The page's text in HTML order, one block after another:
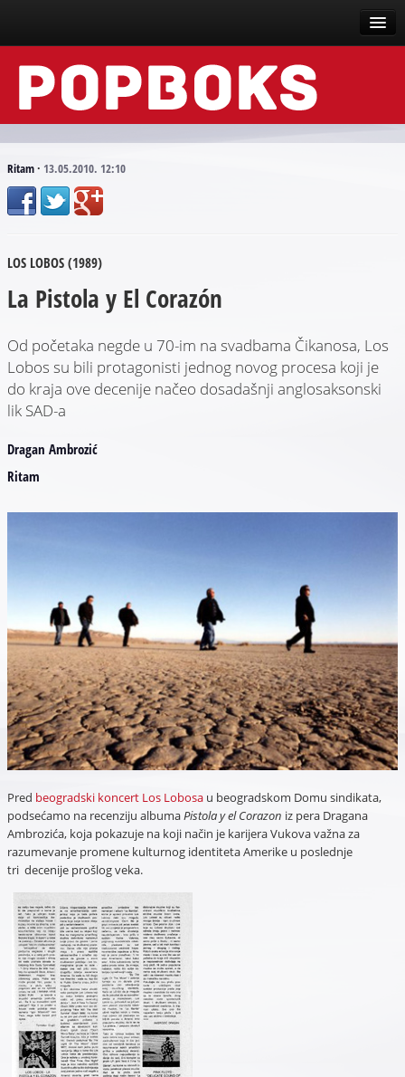
Vesti
Događaji
Tekstovi
Scena
Arhive
Ritam· 13.05.2010. 12:10
LOS LOBOS (1989)
La Pistola y El Corazón
Od početaka negde u 70-im na svadbama Čikanosa, Los
Lobos su bili protagonisti jednog novog procesa koji je
do kraja ove decenije načeo dosadašnji anglosaksonski
lik SAD-a
Dragan Ambrozić
Ritam
Pred beogradski koncert Los Lobosau beogradskom Domu sindikata,
podsećamo na recenziju albumaPistola y el Corazon iz pera Dragana
Ambrozića, koja pokazuje na koji način je karijera Vukova važna za
razumevanje promene kulturnog identiteta Amerike u poslednje
tri decenije prošlog veka.